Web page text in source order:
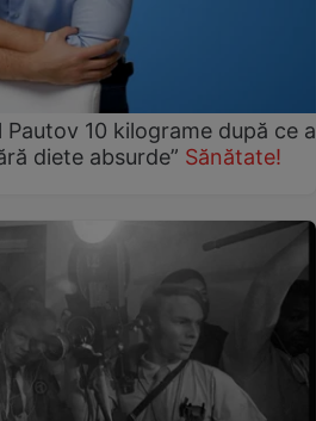
10 kilograme după ce a
diete absurde” Sănătate!